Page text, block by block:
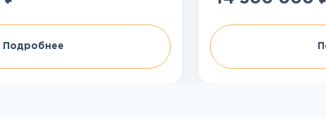
Подробнее